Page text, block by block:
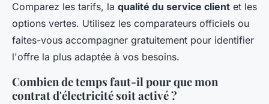
Comparez les tarifs, la qualité du service client et les
options vertes. Utilisez les comparateurs officiels ou
faites-vous accompagner gratuitement pour identifier
l'offre la plus adaptée à vos besoins.
Combien de temps faut-il pour que mon
contrat d'électricité soit activé ?